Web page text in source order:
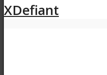
XDefiant